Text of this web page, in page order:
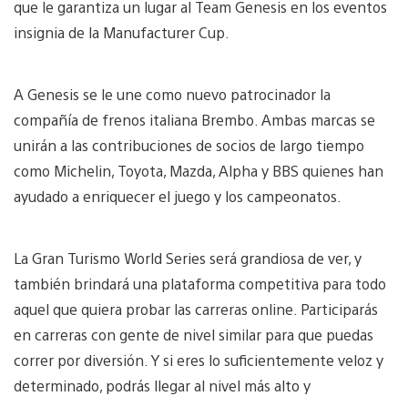
que le garantiza un lugar al Team Genesis en los eventos
insignia de la Manufacturer Cup.
A Genesis se le une como nuevo patrocinador la
compañía de frenos italiana Brembo. Ambas marcas se
unirán a las contribuciones de socios de largo tiempo
como Michelin, Toyota, Mazda, Alpha y BBS quienes han
ayudado a enriquecer el juego y los campeonatos.
La Gran Turismo World Series será grandiosa de ver, y
también brindará una plataforma competitiva para todo
aquel que quiera probar las carreras online. Participarás
en carreras con gente de nivel similar para que puedas
correr por diversión. Y si eres lo suficientemente veloz y
determinado, podrás llegar al nivel más alto y